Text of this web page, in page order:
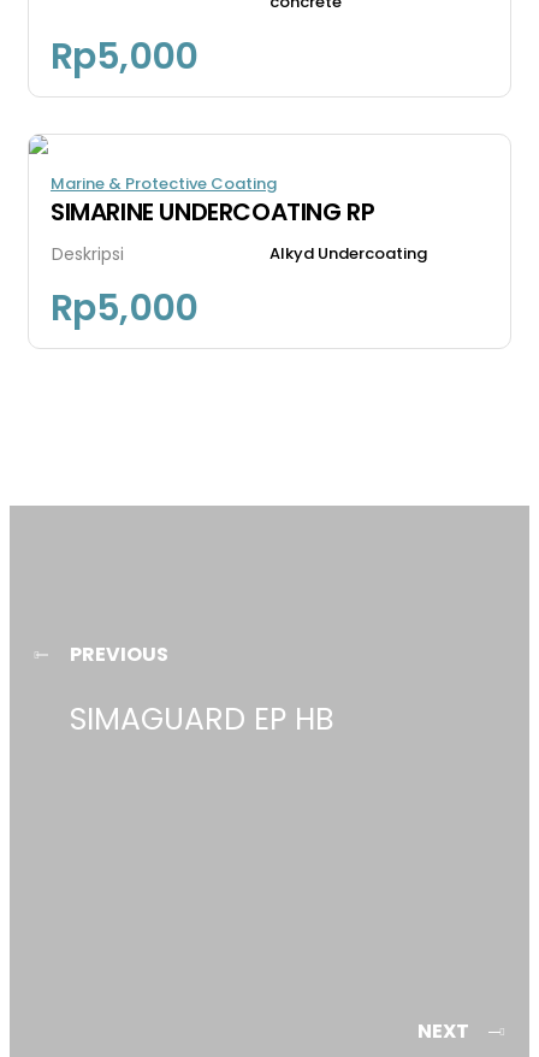
Rp5,000
Marine & Protective Coating
SIMARINE UNDERCOATING RP
Deskripsi Alkyd Undercoating
Rp5,000
PREVIOUS
SIMAGUARD EP HB
NEXT